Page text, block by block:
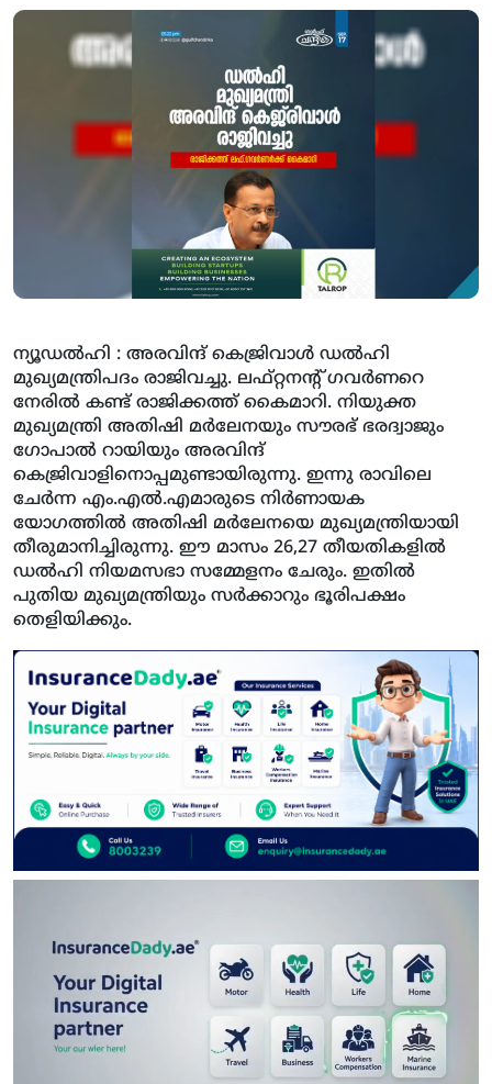
ന്യൂഡല്‍ഹി : അരവിന്ദ് കെജ്രിവാള്‍ ഡല്‍ഹി
മുഖ്യമന്ത്രിപദം രാജിവച്ചു. ലഫ്റ്റനന്റ് ഗവര്‍ണറെ
നേരില്‍ കണ്ട് രാജിക്കത്ത് കൈമാറി. നിയുക്ത
മുഖ്യമന്ത്രി അതിഷി മര്‍ലേനയും സൗരഭ് ഭരദ്വാജും
ഗോപാല്‍ റായിയും അരവിന്ദ്
കെജ്രിവാളിനൊപ്പമുണ്ടായിരുന്നു. ഇന്നു രാവിലെ
ചേര്‍ന്ന എം.എല്‍.എമാരുടെ നിര്‍ണായക
യോഗത്തില്‍ അതിഷി മര്‍ലേനയെ മുഖ്യമന്ത്രിയായി
തീരുമാനിച്ചിരുന്നു. ഈ മാസം 26,27 തീയതികളില്‍
ഡല്‍ഹി നിയമസഭാ സമ്മേളനം ചേരും. ഇതില്‍
പുതിയ മുഖ്യമന്ത്രിയും സര്‍ക്കാറും ഭൂരിപക്ഷം
തെളിയിക്കും.